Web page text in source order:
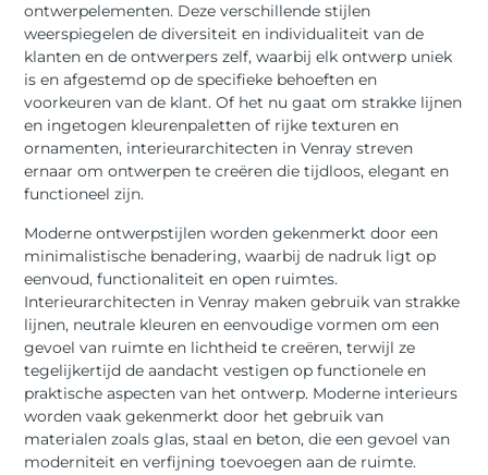
ontwerpelementen. Deze verschillende stijlen
weerspiegelen de diversiteit en individualiteit van de
klanten en de ontwerpers zelf, waarbij elk ontwerp uniek
is en afgestemd op de specifieke behoeften en
voorkeuren van de klant. Of het nu gaat om strakke lijnen
en ingetogen kleurenpaletten of rijke texturen en
ornamenten, interieurarchitecten in Venray streven
ernaar om ontwerpen te creëren die tijdloos, elegant en
functioneel zijn.
Moderne ontwerpstijlen worden gekenmerkt door een
minimalistische benadering, waarbij de nadruk ligt op
eenvoud, functionaliteit en open ruimtes.
Interieurarchitecten in Venray maken gebruik van strakke
lijnen, neutrale kleuren en eenvoudige vormen om een
gevoel van ruimte en lichtheid te creëren, terwijl ze
tegelijkertijd de aandacht vestigen op functionele en
praktische aspecten van het ontwerp. Moderne interieurs
worden vaak gekenmerkt door het gebruik van
materialen zoals glas, staal en beton, die een gevoel van
moderniteit en verfijning toevoegen aan de ruimte.